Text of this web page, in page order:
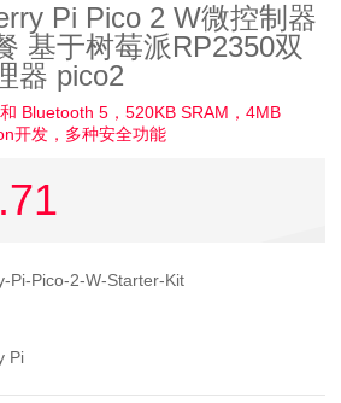
Pi Pico 2 W微控制器
基于树莓派RP2350双
器 pico2
Bluetooth 5，520KB SRAM，4MB
开发，多种安全功能
.71
Pi-Pico-2-W-Starter-Kit
Pi